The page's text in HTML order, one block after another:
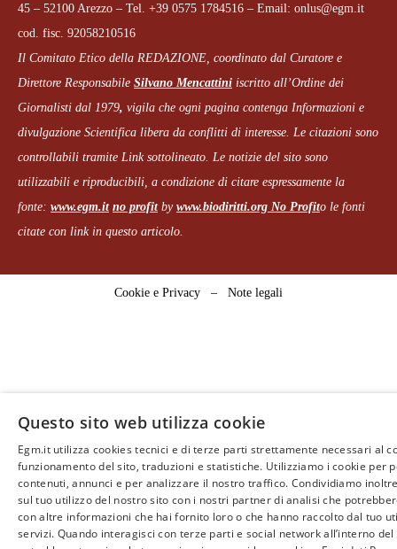
45 – 52100 Arezzo – Tel. +39 0575 1784516 – Email: onlus@egm.it
cod. fisc. 92058210516
Il Comitato Etico della REDAZIONE, coordinato dal Curatore e
Direttore Responsabile Silvano Mencattini iscritto all’Ordine dei
Giornalisti dal 1979, vigila che ogni pagina contenga Informazioni e
divulgazione Scientifica libera da conflitti di interesse. Le citazioni sono
controllabili tramite Link sottolineato. Le notizie del sito sono
utilizzabili e riproducibili, a condizione di citare espressamente la
fonte: www.egm.it no profitby www.biodiritti.org No Profito le fonti
citate con link in questo articolo.
Cookie e Privacy – Note legali
Questo sito web utilizza cookie
Egm.it utilizza cookies tecnici e di terze parti strettamente necessari al
funzionamento del sito, traduzioni e statistiche. Utilizziamo i cookie per
contenuti, annunci e per analizzare il nostro traffico. Condividiamo
sul tuo utilizzo del nostro sito con i nostri partner di analisi che
con altre informazioni che hai fornito loro o che hanno raccolto dal tuo
servizi. Quando interagisci con terze parti e social network all’interno